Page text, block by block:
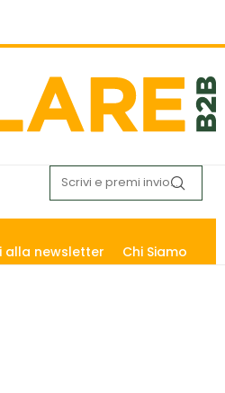
alla newsletter Chi Siamo